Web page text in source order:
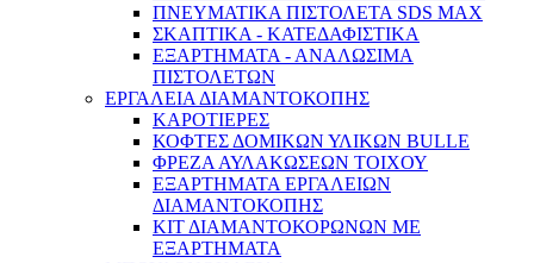
ΠΝΕΥΜΑΤΙΚΑ ΠΙΣΤΟΛΕΤΑ SDS MAX
ΣΚΑΠΤΙΚΑ - ΚΑΤΕΔΑΦΙΣΤΙΚΑ
ΕΞΑΡΤΗΜΑΤΑ - ΑΝΑΛΩΣΙΜΑ
ΠΙΣΤΟΛΕΤΩΝ
ΕΡΓΑΛΕΙΑ ΔΙΑΜΑΝΤΟΚΟΠΗΣ
ΚΑΡΟΤΙΕΡΕΣ
ΚΟΦΤΕΣ ΔΟΜΙΚΩΝ ΥΛΙΚΩΝ BULLE
ΦΡΕΖΑ ΑΥΛΑΚΩΣΕΩΝ ΤΟΙΧΟΥ
ΕΞΑΡΤΗΜΑΤΑ ΕΡΓΑΛΕΙΩΝ
ΔΙΑΜΑΝΤΟΚΟΠΗΣ
ΚΙΤ ΔΙΑΜΑΝΤΟΚΟΡΩΝΩΝ ΜΕ
ΕΞΑΡΤΗΜΑΤΑ